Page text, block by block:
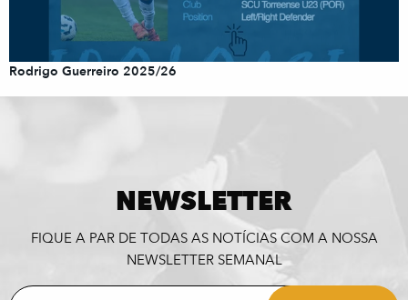
Rodrigo Guerreiro 2025/26
NEWSLETTER
FIQUE A PAR DE TODAS AS NOTÍCIAS COM A NOSSA
NEWSLETTER SEMANAL